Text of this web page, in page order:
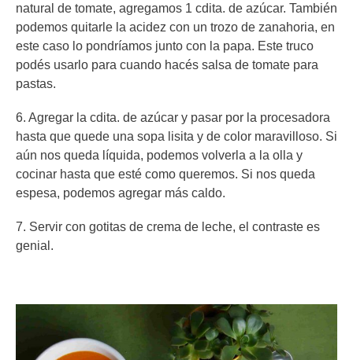
natural de tomate, agregamos 1 cdita. de azúcar. También
podemos quitarle la acidez con un trozo de zanahoria, en
este caso lo pondríamos junto con la papa. Este truco
podés usarlo para cuando hacés salsa de tomate para
pastas.
6. Agregar la cdita. de azúcar y pasar por la procesadora
hasta que quede una sopa lisita y de color maravilloso. Si
aún nos queda líquida, podemos volverla a la olla y
cocinar hasta que esté como queremos. Si nos queda
espesa, podemos agregar más caldo.
7. Servir con gotitas de crema de leche, el contraste es
genial.